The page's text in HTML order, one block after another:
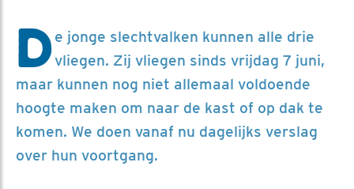
De jonge slechtvalken kunnen alle drie
vliegen. Zij vliegen sinds vrijdag 7 juni,
maar kunnen nog niet allemaal voldoende
hoogte maken om naar de kast of op dak te
komen. We doen vanaf nu dagelijks verslag
over hun voortgang.